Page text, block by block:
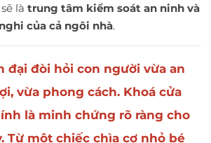
là trung tâm kiểm soát an ninh và
của cả ngôi nhà.
đại đòi hỏi con người vừa an
vừa phong cách. Khoá cửa
là minh chứng rõ ràng cho
Từ một chiếc chìa cơ nhỏ bé